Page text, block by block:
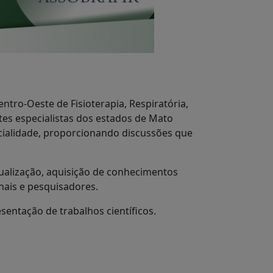
Oeste de Fisioterapia, Respiratória,
especialistas dos estados de Mato
proporcionando discussões que
aquisição de conhecimentos
e pesquisadores.
de trabalhos científicos.